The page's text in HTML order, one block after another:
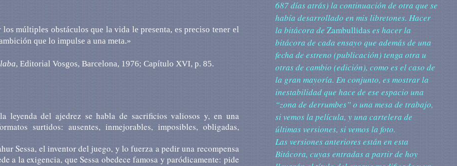
los múltiples obstáculos que la vida le presenta, es preciso tener el
que lo impulse a una meta.»
, Editorial Vosgos, Barcelona, 1976; Capítulo XVI, p. 85.
leyenda del ajedrez se habla de sacrificios valiosos y, en una
surtidos: ausentes, inmejorables, imposibles, obligadas,
Sessa, el inventor del juego, y lo fuerza a pedir una recompensa
a la exigencia, que Sessa obedece famosa y paródicamente: pide
687 días atrás) la continuación de otra que se
había desarrollado en mis libretones. Hacer
la bitácora de Zambullidas es hacer la
bitácora de cada ensayo que además de una
fecha de estreno (publicación) tenga otra u
otras de cambio (edición), como es el caso de
la gran mayoría. En conjunto, es mostrar la
inestabilidad que hace de ese espacio una
“zona de derrumbes” o una mesa de trabajo,
si vemos la película, y una cartelera de
últimas versiones, si vemos la foto.
Las versiones anteriores están en esta
Bitácora, cuyas entradas a partir de hoy